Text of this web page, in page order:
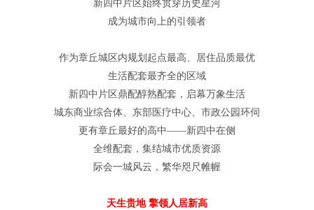
新四中片区始终贯穿历史星河
成为城市向上的引领者
作为章丘城区内规划起点最高、居住品质最优
生活配套最齐全的区域
新四中片区鼎配醇熟配套，启幕万象生活
城东商业综合体、东部医疗中心、市政公园环伺
更有章丘最好的高中——新四中在侧
全维配套，集结城市优质资源
际会一城风云，繁华咫尺帷幄
天生贵地 擎领人居新高